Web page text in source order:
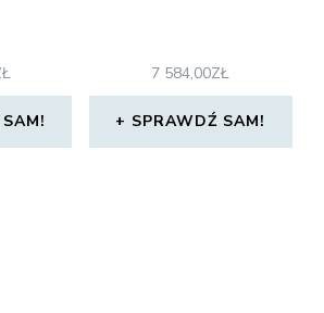
7 584,00ZŁ
SPRAWDŹ SAM!